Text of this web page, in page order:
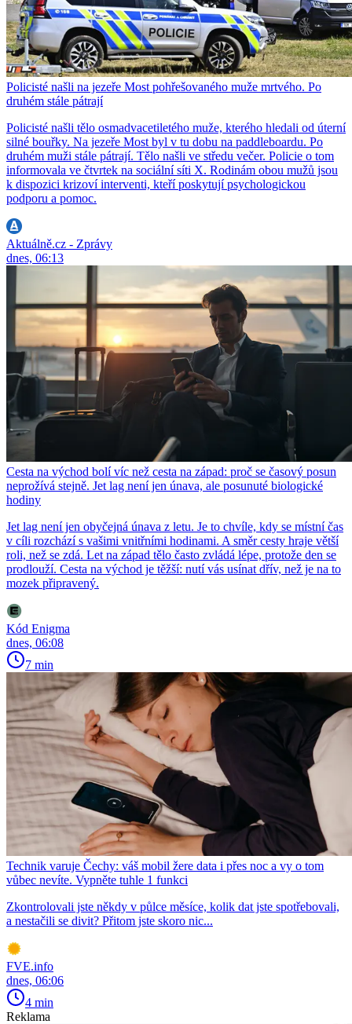
Policisté našli na jezeře Most pohřešovaného muže mrtvého. Po
druhém stále pátrají
Policisté našli tělo osmadvacetiletého muže, kterého hledali od úterní
silné bouřky. Na jezeře Most byl v tu dobu na paddleboardu. Po
druhém muži stále pátrají. Tělo našli ve středu večer. Policie o tom
informovala ve čtvrtek na sociální síti X. Rodinám obou mužů jsou
k dispozici krizoví interventi, kteří poskytují psychologickou
podporu a pomoc.
Aktuálně.cz - Zprávy
dnes, 06:13
Cesta na východ bolí víc než cesta na západ: proč se časový posun
neprožívá stejně. Jet lag není jen únava, ale posunuté biologické
hodiny
Jet lag není jen obyčejná únava z letu. Je to chvíle, kdy se místní čas
v cíli rozchází s vašimi vnitřními hodinami. A směr cesty hraje větší
roli, než se zdá. Let na západ tělo často zvládá lépe, protože den se
prodlouží. Cesta na východ je těžší: nutí vás usínat dřív, než je na to
mozek připravený.
Kód Enigma
dnes, 06:08
7 min
Technik varuje Čechy: váš mobil žere data i přes noc a vy o tom
vůbec nevíte. Vypněte tuhle 1 funkci
Zkontrolovali jste někdy v půlce měsíce, kolik dat jste spotřebovali,
a nestačili se divit? Přitom jste skoro nic...
FVE.info
dnes, 06:06
4 min
Reklama